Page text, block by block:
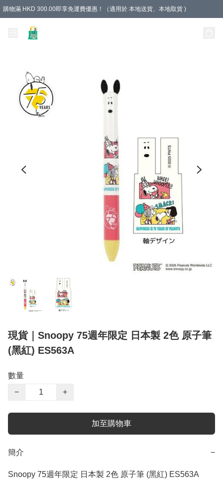
購物滿 HKD 300.00即享免運費優惠！（適用於 本地送貨、本地取貨 )
現貨｜Snoopy 75週年限定 日本製 2色 原子筆
(黑紅) ES563A
數量
−
+
加至購物車
簡介 −
Snoopy 75週年限定 日本製 2色 原子筆 (黑紅) ES563A